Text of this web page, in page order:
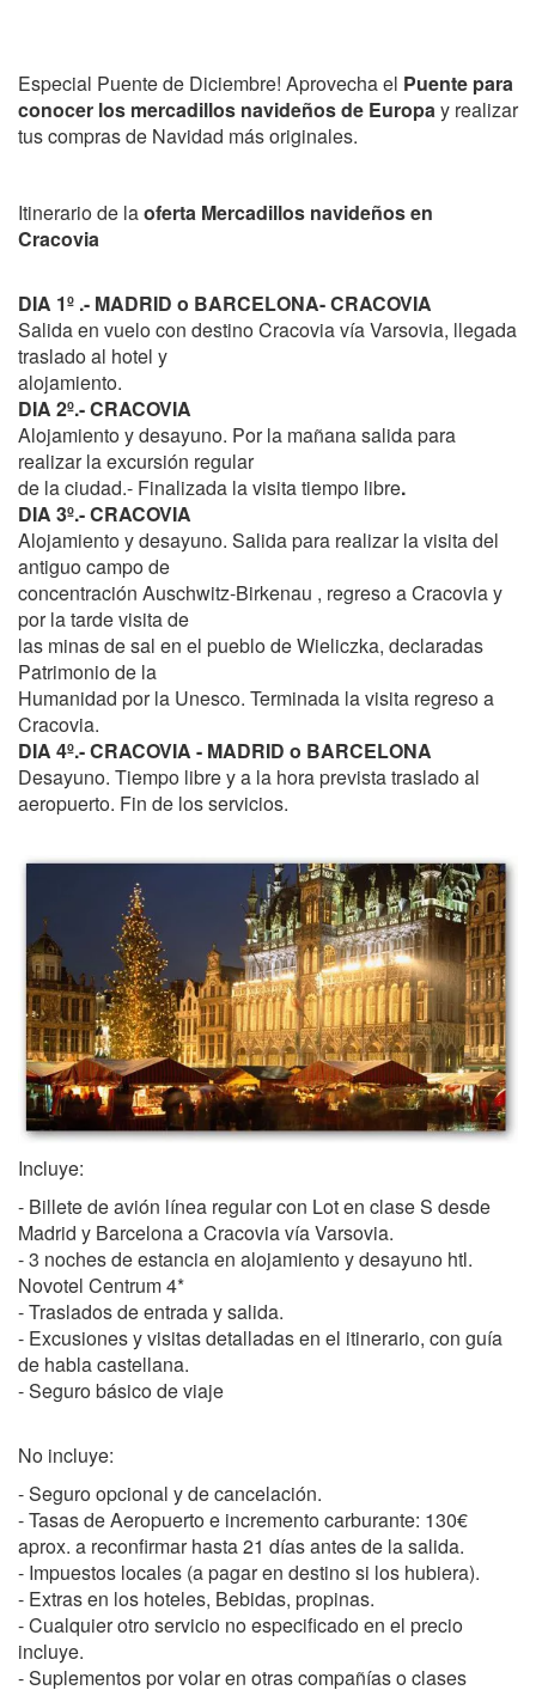
Especial Puente de Diciembre! Aprovecha el Puente para
conocer los mercadillos navideños de Europay realizar
tus compras de Navidad más originales.
Itinerario de laoferta Mercadillos navideños en
Cracovia
DIA 1º .- MADRID o BARCELONA- CRACOVIA
Salida en vuelo con destino Cracovia vía Varsovia, llegada
traslado al hotel y
alojamiento.
DIA 2º.- CRACOVIA
Alojamiento y desayuno. Por la mañana salida para
realizar la excursión regular
de la ciudad.- Finalizada la visita tiempo libre.
DIA 3º.- CRACOVIA
Alojamiento y desayuno. Salida para realizar la visita del
antiguo campo de
concentración Auschwitz-Birkenau , regreso a Cracovia y
por la tarde visita de
las minas de sal en el pueblo de Wieliczka, declaradas
Patrimonio de la
Humanidad por la Unesco. Terminada la visita regreso a
Cracovia.
DIA 4º.- CRACOVIA - MADRID o BARCELONA
Desayuno. Tiempo libre y a la hora prevista traslado al
aeropuerto. Fin de los servicios.
Incluye:
- Billete de avión línea regular con Lot en clase S desde
Madrid y Barcelona a Cracovia vía Varsovia.
- 3 noches de estancia en alojamiento y desayuno htl.
Novotel Centrum 4*
- Traslados de entrada y salida.
- Excusiones y visitas detalladas en el itinerario, con guía
de habla castellana.
- Seguro básico de viaje
No incluye:
- Seguro opcional y de cancelación.
- Tasas de Aeropuerto e incremento carburante: 130€
aprox. a reconfirmar hasta 21 días antes de la salida.
- Impuestos locales (a pagar en destino si los hubiera).
- Extras en los hoteles, Bebidas, propinas.
- Cualquier otro servicio no especificado en el precio
incluye.
- Suplementos por volar en otras compañías o clases